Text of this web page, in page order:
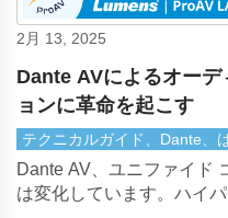
2月 13, 2025
Dante AVによるオー
ョンに革命を起こす
テクニカルガイド、Dante、
Dante AV、ユニファイド
は変化しています。ハイ